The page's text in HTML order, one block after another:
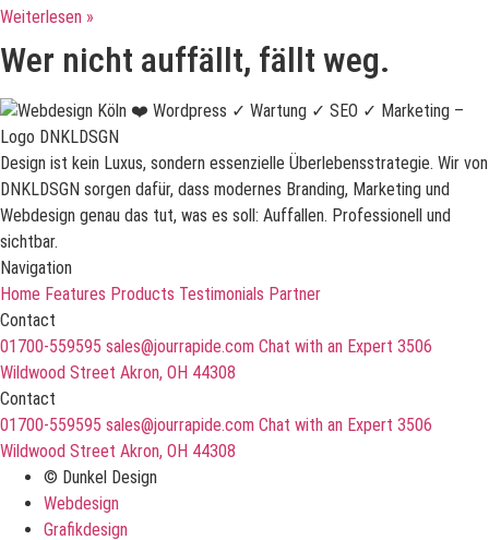
Weiterlesen »
Wer nicht auffällt, fällt weg.
Design ist kein Luxus, sondern essenzielle Überlebensstrategie. Wir von
DNKLDSGN sorgen dafür, dass modernes Branding, Marketing und
Webdesign genau das tut, was es soll: Auffallen. Professionell und
sichtbar.
Navigation
Home Features Products Testimonials Partner
Contact
01700-559595 sales@jourrapide.com Chat with an Expert 3506
Wildwood Street Akron, OH 44308
Contact
01700-559595 sales@jourrapide.com Chat with an Expert 3506
Wildwood Street Akron, OH 44308
© Dunkel Design
Webdesign
Grafikdesign